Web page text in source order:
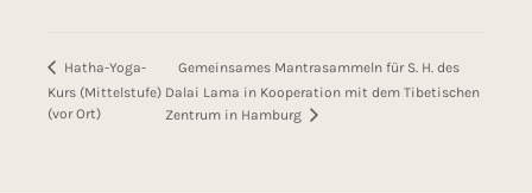
Hatha-Yoga-
Kurs (Mittelstufe)
(vor Ort)
Gemeinsames Mantrasammeln für S. H. des
Dalai Lama in Kooperation mit dem Tibetischen
Zentrum in Hamburg